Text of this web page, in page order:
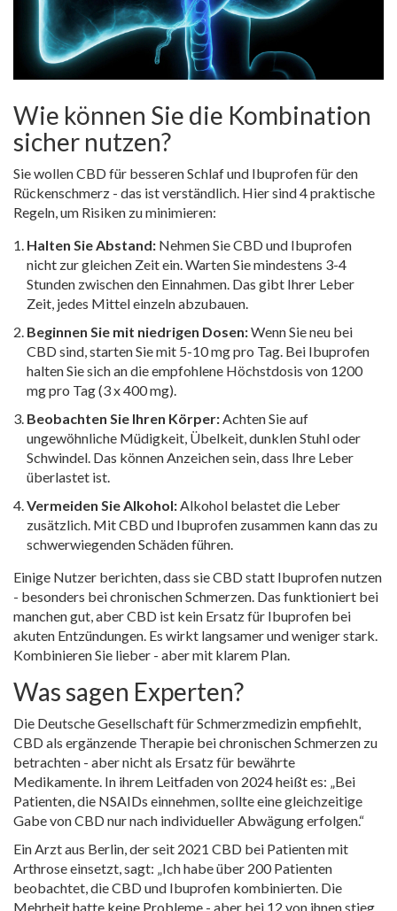
Wie können Sie die Kombination
sicher nutzen?
Sie wollen CBD für besseren Schlaf und Ibuprofen für den
Rückenschmerz - das ist verständlich. Hier sind 4 praktische
Regeln, um Risiken zu minimieren:
Halten Sie Abstand: Nehmen Sie CBD und Ibuprofen
nicht zur gleichen Zeit ein. Warten Sie mindestens 3-4
Stunden zwischen den Einnahmen. Das gibt Ihrer Leber
Zeit, jedes Mittel einzeln abzubauen.
Beginnen Sie mit niedrigen Dosen:Wenn Sie neu bei
CBD sind, starten Sie mit 5-10 mg pro Tag. Bei Ibuprofen
halten Sie sich an die empfohlene Höchstdosis von 1200
mg pro Tag (3 x 400 mg).
Beobachten Sie Ihren Körper: Achten Sie auf
ungewöhnliche Müdigkeit, Übelkeit, dunklen Stuhl oder
Schwindel. Das können Anzeichen sein, dass Ihre Leber
überlastet ist.
Vermeiden Sie Alkohol: Alkohol belastet die Leber
zusätzlich. Mit CBD und Ibuprofen zusammen kann das zu
schwerwiegenden Schäden führen.
Einige Nutzer berichten, dass sie CBD statt Ibuprofen nutzen
- besonders bei chronischen Schmerzen. Das funktioniert bei
manchen gut, aber CBD ist kein Ersatz für Ibuprofen bei
akuten Entzündungen. Es wirkt langsamer und weniger stark.
Kombinieren Sie lieber - aber mit klarem Plan.
Was sagen Experten?
Die Deutsche Gesellschaft für Schmerzmedizin empfiehlt,
CBD als ergänzende Therapie bei chronischen Schmerzen zu
betrachten - aber nicht als Ersatz für bewährte
Medikamente. In ihrem Leitfaden von 2024 heißt es: „Bei
Patienten, die NSAIDs einnehmen, sollte eine gleichzeitige
Gabe von CBD nur nach individueller Abwägung erfolgen.“
Ein Arzt aus Berlin, der seit 2021 CBD bei Patienten mit
Arthrose einsetzt, sagt: „Ich habe über 200 Patienten
beobachtet, die CBD und Ibuprofen kombinierten. Die
Mehrheit hatte keine Probleme - aber bei 12 von ihnen stieg